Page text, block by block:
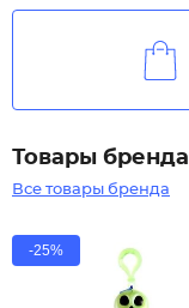
Товары бренда
Все товары бренда
-25%